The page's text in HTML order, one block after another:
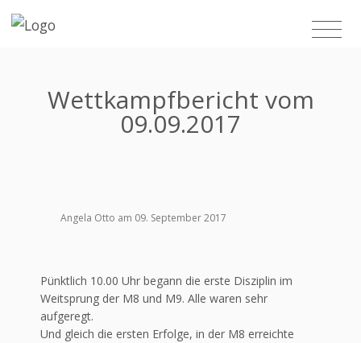
Wettkampfbericht vom
09.09.2017
Angela Otto am 09. September 2017
Pünktlich 10.00 Uhr begann die erste Disziplin im
Weitsprung der M8 und M9. Alle waren sehr
aufgeregt.
Und gleich die ersten Erfolge, in der M8 erreichte